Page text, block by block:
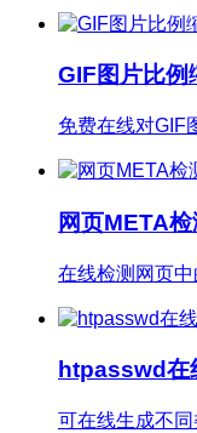
GIF图片比例
免费在线对GIF
网页META检
在线检测网页
htpasswd在
可在线生成不